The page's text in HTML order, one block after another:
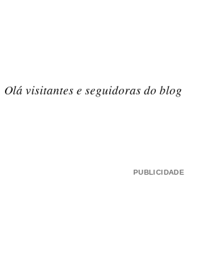
Olá visitantes e seguidoras do blog
PUBLICIDADE